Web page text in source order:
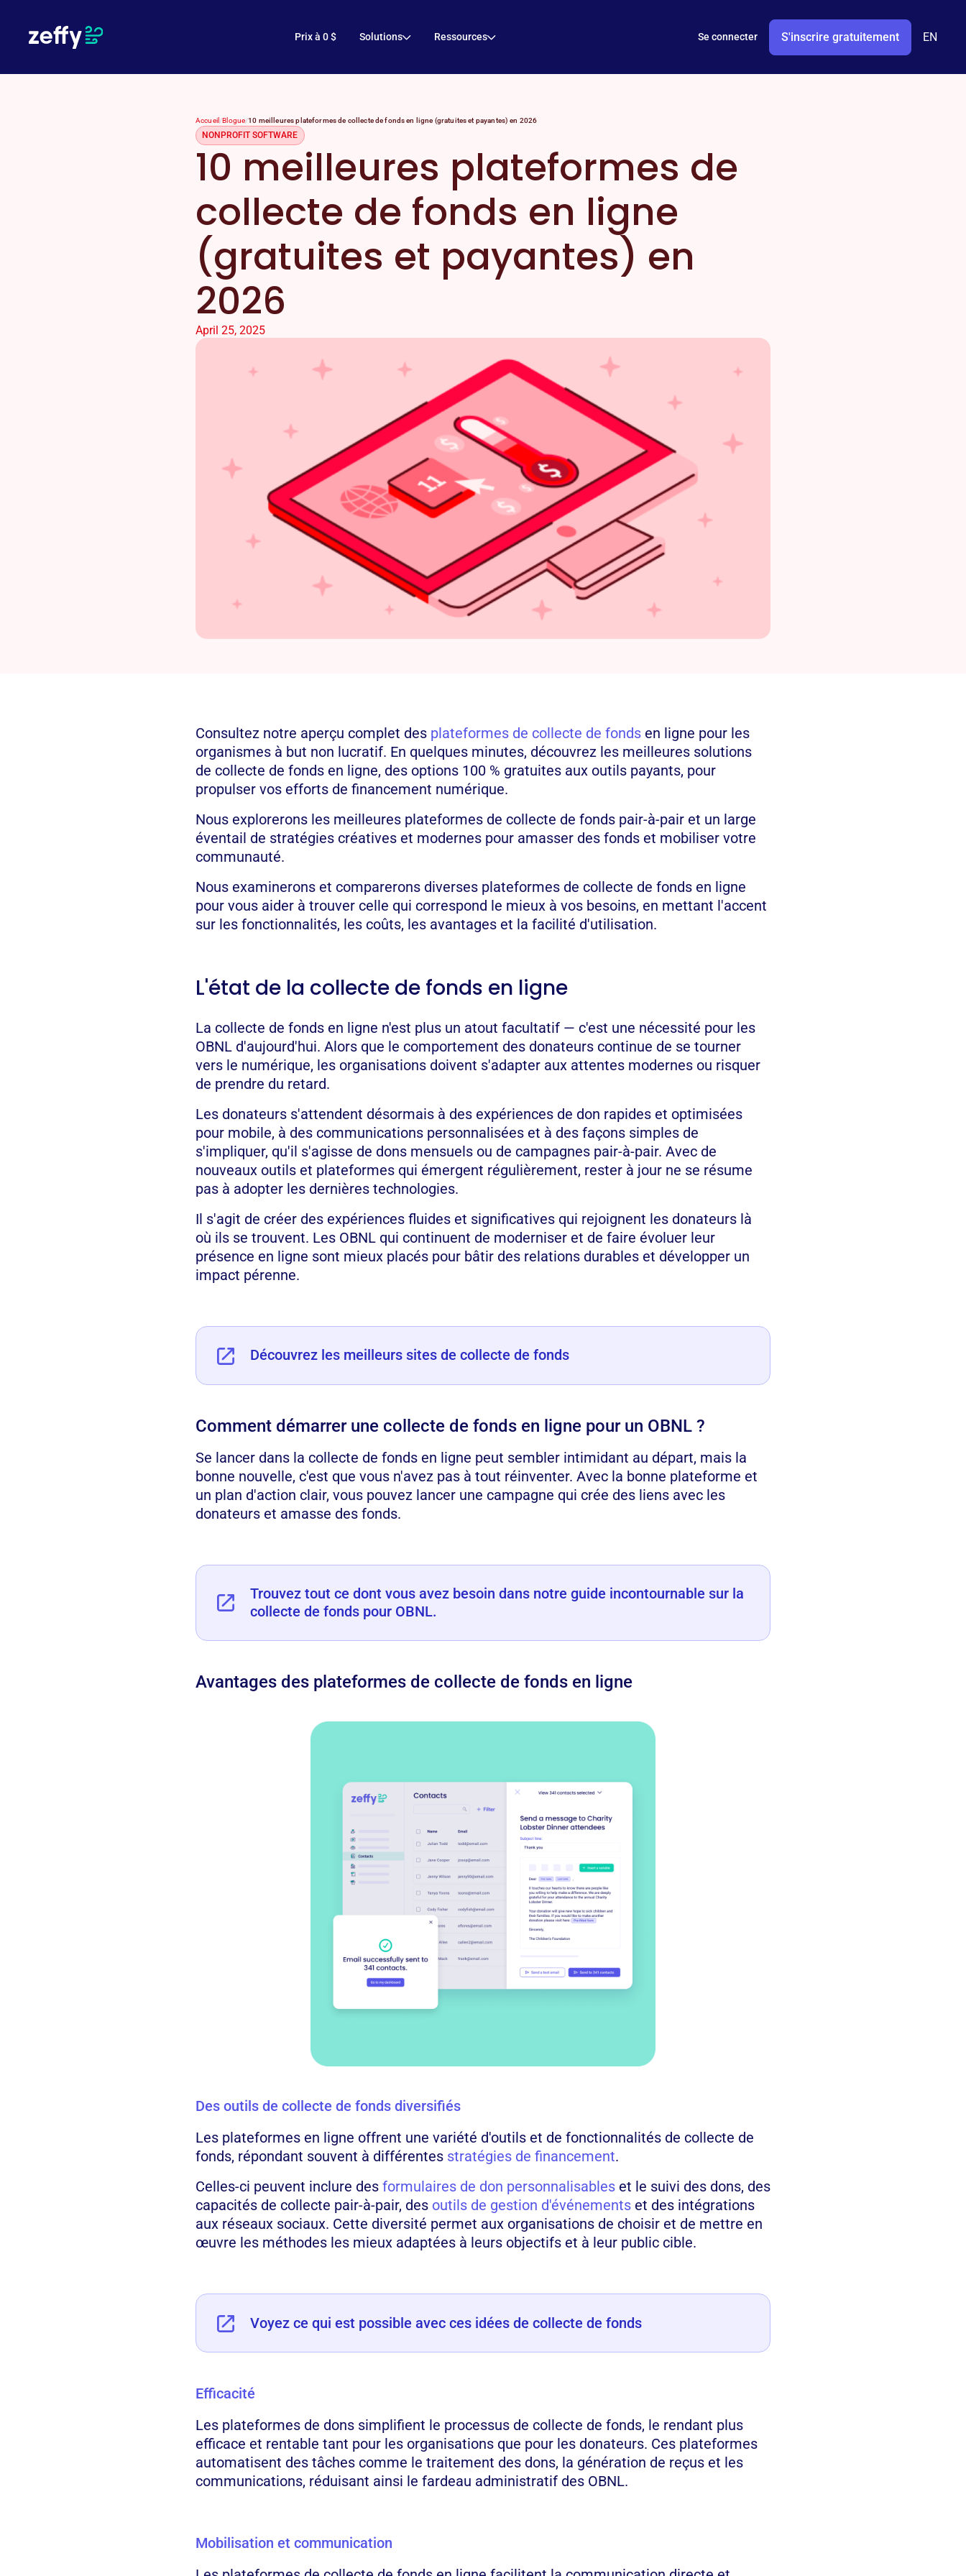
Prix à 0 $ Solutions Ressources Se connecter S'inscrire gratuitement EN
Accueil /Blogue/10 meilleures plateformes de collecte de fonds en ligne (gratuites et payantes) en 2026
NONPROFIT SOFTWARE
10 meilleures plateformes de
collecte de fonds en ligne
(gratuites et payantes) en
2026
April 25, 2025
Consultez notre aperçu complet des plateformes de collecte de fonds en ligne pour les
organismes à but non lucratif. En quelques minutes, découvrez les meilleures solutions
de collecte de fonds en ligne, des options 100 % gratuites aux outils payants, pour
propulser vos efforts de financement numérique.
Nous explorerons les meilleures plateformes de collecte de fonds pair-à-pair et un large
éventail de stratégies créatives et modernes pour amasser des fonds et mobiliser votre
communauté.
Nous examinerons et comparerons diverses plateformes de collecte de fonds en ligne
pour vous aider à trouver celle qui correspond le mieux à vos besoins, en mettant l'accent
sur les fonctionnalités, les coûts, les avantages et la facilité d'utilisation.
L'état de la collecte de fonds en ligne
La collecte de fonds en ligne n'est plus un atout facultatif — c'est une nécessité pour les
OBNL d'aujourd'hui. Alors que le comportement des donateurs continue de se tourner
vers le numérique, les organisations doivent s'adapter aux attentes modernes ou risquer
de prendre du retard.
Les donateurs s'attendent désormais à des expériences de don rapides et optimisées
pour mobile, à des communications personnalisées et à des façons simples de
s'impliquer, qu'il s'agisse de dons mensuels ou de campagnes pair-à-pair. Avec de
nouveaux outils et plateformes qui émergent régulièrement, rester à jour ne se résume
pas à adopter les dernières technologies.
Il s'agit de créer des expériences fluides et significatives qui rejoignent les donateurs là
où ils se trouvent. Les OBNL qui continuent de moderniser et de faire évoluer leur
présence en ligne sont mieux placés pour bâtir des relations durables et développer un
impact pérenne.
Découvrez les meilleurs sites de collecte de fonds
Comment démarrer une collecte de fonds en ligne pour un OBNL ?
Se lancer dans la collecte de fonds en ligne peut sembler intimidant au départ, mais la
bonne nouvelle, c'est que vous n'avez pas à tout réinventer. Avec la bonne plateforme et
un plan d'action clair, vous pouvez lancer une campagne qui crée des liens avec les
donateurs et amasse des fonds.
Trouvez tout ce dont vous avez besoin dans notre guide incontournable sur la
collecte de fonds pour OBNL.
Avantages des plateformes de collecte de fonds en ligne
Des outils de collecte de fonds diversifiés
Les plateformes en ligne offrent une variété d'outils et de fonctionnalités de collecte de
fonds, répondant souvent à différentes stratégies de financement.
Celles-ci peuvent inclure des formulaires de don personnalisables et le suivi des dons, des
capacités de collecte pair-à-pair, des outils de gestion d'événements et des intégrations
aux réseaux sociaux. Cette diversité permet aux organisations de choisir et de mettre en
œuvre les méthodes les mieux adaptées à leurs objectifs et à leur public cible.
Voyez ce qui est possible avec ces idées de collecte de fonds
Efficacité
Les plateformes de dons simplifient le processus de collecte de fonds, le rendant plus
efficace et rentable tant pour les organisations que pour les donateurs. Ces plateformes
automatisent des tâches comme le traitement des dons, la génération de reçus et les
communications, réduisant ainsi le fardeau administratif des OBNL.
Mobilisation et communication